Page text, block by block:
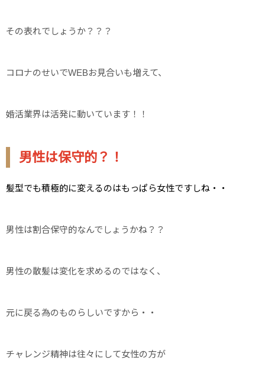
その表れでしょうか？？？
コロナのせいでWEBお見合いも増えて、
婚活業界は活発に動いています！！
男性は保守的？！
髪型でも積極的に変えるのはもっぱら女性ですしね・・
男性は割合保守的なんでしょうかね？？
男性の散髪は変化を求めるのではなく、
元に戻る為のものらしいですから・・
チャレンジ精神は往々にして女性の方が